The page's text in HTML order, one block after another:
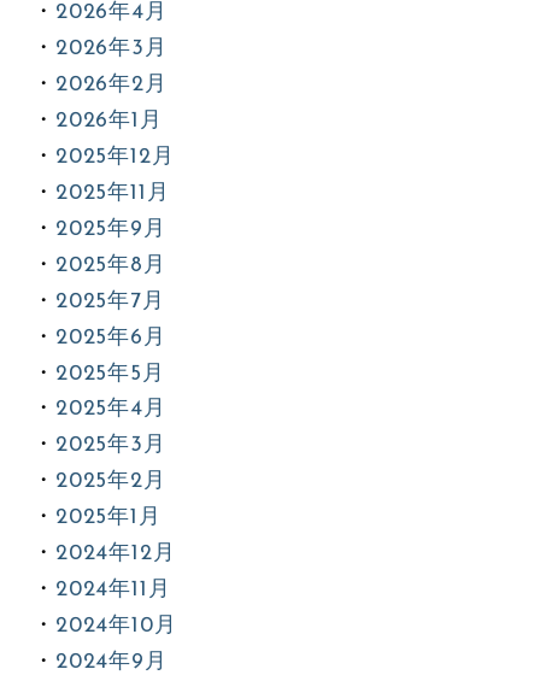
2026年4月
2026年3月
2026年2月
2026年1月
2025年12月
2025年11月
2025年9月
2025年8月
2025年7月
2025年6月
2025年5月
2025年4月
2025年3月
2025年2月
2025年1月
2024年12月
2024年11月
2024年10月
2024年9月